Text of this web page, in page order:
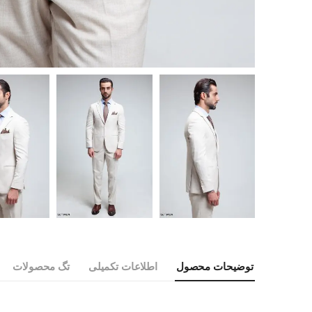
توضیحات محصول اطلاعات تکمیلی تگ محصولات